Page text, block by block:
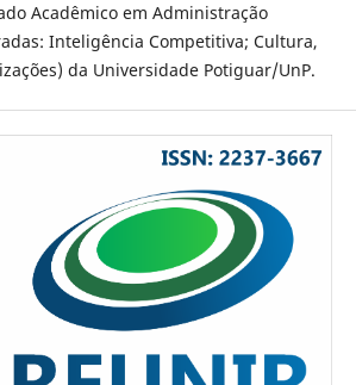
Acadêmico em Administração
Inteligência Competitiva; Cultura,
da Universidade Potiguar/UnP.